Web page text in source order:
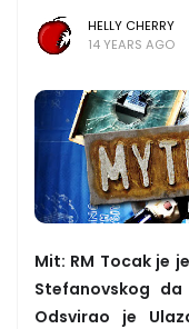
HELLY CHERRY
14 YEARS AGO
Mit: RM Tocak je
Stefanovskog
Odsvirao je